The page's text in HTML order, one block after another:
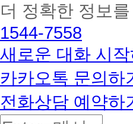
토
커
BETA
더 정확한 정보
1544-7558
새로운 대화 시작
카카오톡 문의하
전화상담 예약하